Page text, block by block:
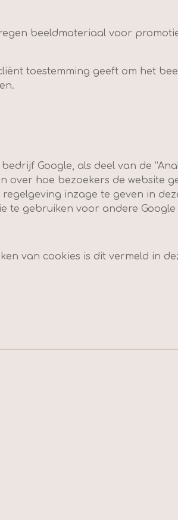
beeldmateriaal voor
toestemming geeft om het
Google, als deel van de
over hoe bezoekers de website
inzage te geven in
te gebruiken voor andere Google
van cookies is dit vermeld in